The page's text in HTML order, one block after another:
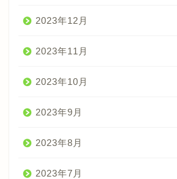
2023年12月
2023年11月
2023年10月
2023年9月
2023年8月
2023年7月